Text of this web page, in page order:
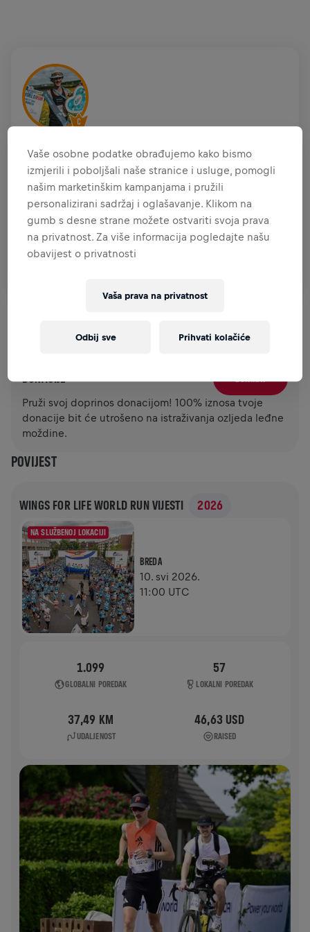
GER
KAPETAN TIMA
GRINDSET
TIM
GRINDSET
PODACI O PRIKUPLJENIM DONACIJAMA
PRIKUPLJENO JE 0,00 USD
DONACIJE
Pruži svoj doprinos donacijom! 100% iznosa tvoje
donacije bit će utrošeno na istraživanja ozljeda leđne
moždine.
POVIJEST
WINGS FOR LIFE WORLD RUN VIJESTI 2026
NA SLUŽBENOJ LOKACIJI
BREDA
10. svi 2026.
11:00 UTC
1.099
GLOBALNI POREDAK
57
LOKALNI POREDAK
37,49 KM
UDALJENOST
46,63 USD
RAISED
Vaše osobne podatke obrađujemo kako bismo
izmjerili i poboljšali naše stranice i usluge, pomogli
našim marketinškim kampanjama i pružili
personalizirani sadržaj i oglašavanje. Klikom na
gumb s desne strane možete ostvariti svoja prava
na privatnost. Za više informacija pogledajte našu
obavijest o privatnosti
Vaša prava na privatnost
Odbij sve Prihvati kolačiće